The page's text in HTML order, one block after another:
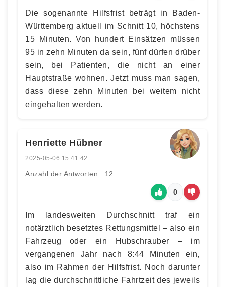
Die sogenannte Hilfsfrist beträgt in Baden-
Württemberg aktuell im Schnitt 10, höchstens
15 Minuten. Von hundert Einsätzen müssen
95 in zehn Minuten da sein, fünf dürfen drüber
sein, bei Patienten, die nicht an einer
Hauptstraße wohnen. Jetzt muss man sagen,
dass diese zehn Minuten bei weitem nicht
eingehalten werden.
Henriette Hübner
2025-05-06 15:41:42
Anzahl der Antworten : 12
0
Im landesweiten Durchschnitt traf ein
notärztlich besetztes Rettungsmittel – also ein
Fahrzeug oder ein Hubschrauber – im
vergangenen Jahr nach 8:44 Minuten ein,
also im Rahmen der Hilfsfrist. Noch darunter
lag die durchschnittliche Fahrtzeit des jeweils